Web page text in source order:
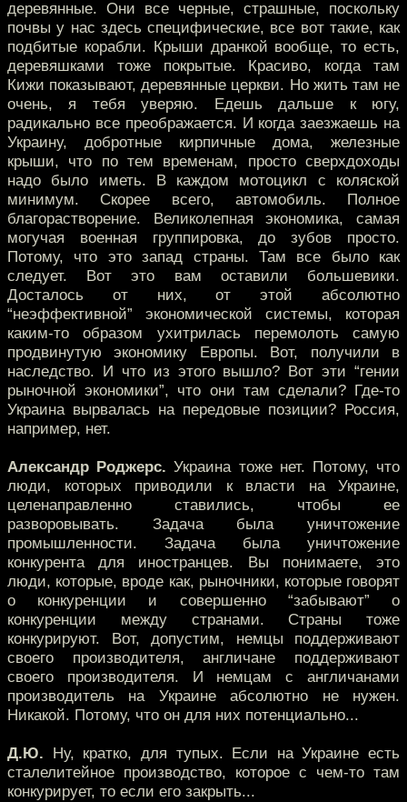
деревянные. Они все черные, страшные, поскольку
почвы у нас здесь специфические, все вот такие, как
подбитые корабли. Крыши дранкой вообще, то есть,
деревяшками тоже покрытые. Красиво, когда там
Кижи показывают, деревянные церкви. Но жить там не
очень, я тебя уверяю. Едешь дальше к югу,
радикально все преображается. И когда заезжаешь на
Украину, добротные кирпичные дома, железные
крыши, что по тем временам, просто сверхдоходы
надо было иметь. В каждом мотоцикл с коляской
минимум. Скорее всего, автомобиль. Полное
благорастворение. Великолепная экономика, самая
могучая военная группировка, до зубов просто.
Потому, что это запад страны. Там все было как
следует. Вот это вам оставили большевики.
Досталось от них, от этой абсолютно
“неэффективной” экономической системы, которая
каким-то образом ухитрилась перемолоть самую
продвинутую экономику Европы. Вот, получили в
наследство. И что из этого вышло? Вот эти “гении
рыночной экономики”, что они там сделали? Где-то
Украина вырвалась на передовые позиции? Россия,
например, нет.
Александр Роджерс. Украина тоже нет. Потому, что
люди, которых приводили к власти на Украине,
целенаправленно ставились, чтобы ее
разворовывать. Задача была уничтожение
промышленности. Задача была уничтожение
конкурента для иностранцев. Вы понимаете, это
люди, которые, вроде как, рыночники, которые говорят
о конкуренции и совершенно “забывают” о
конкуренции между странами. Страны тоже
конкурируют. Вот, допустим, немцы поддерживают
своего производителя, англичане поддерживают
своего производителя. И немцам с англичанами
производитель на Украине абсолютно не нужен.
Никакой. Потому, что он для них потенциально...
Д.Ю. Ну, кратко, для тупых. Если на Украине есть
сталелитейное производство, которое с чем-то там
конкурирует, то если его закрыть...